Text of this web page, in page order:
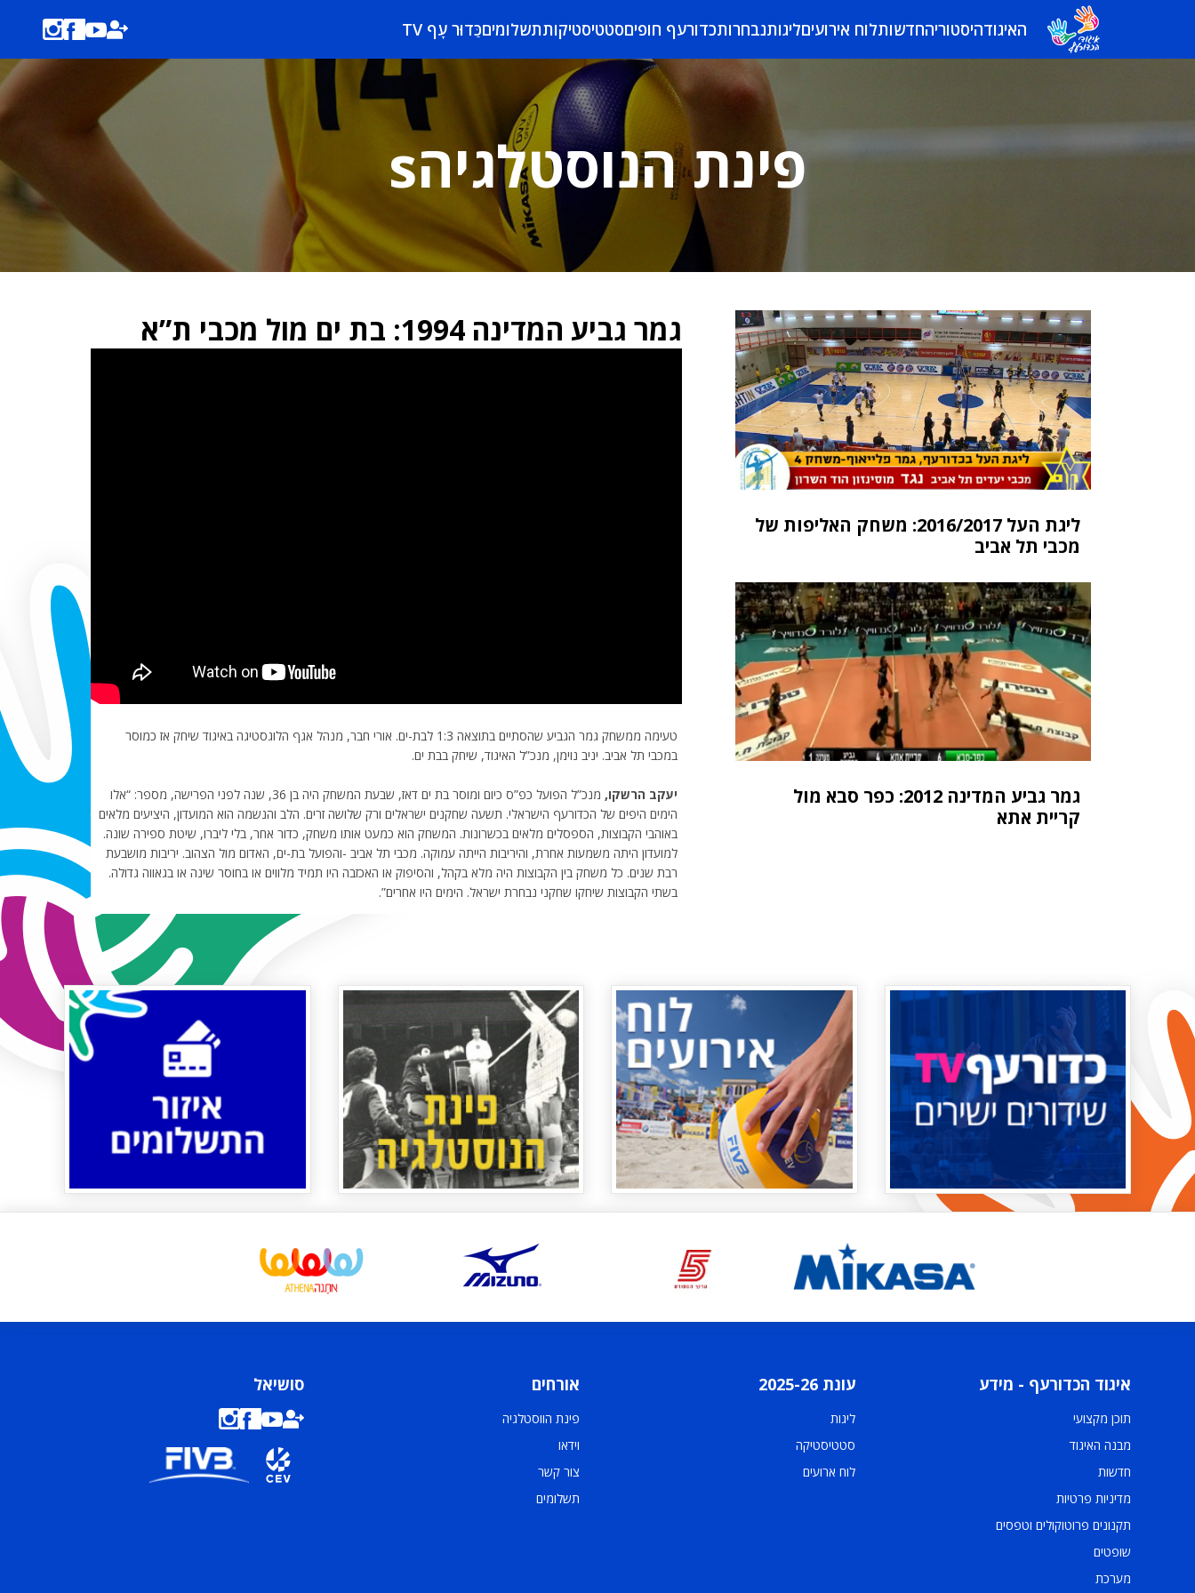
האיגודהיסטוריהחדשותלוח אירועיםליגותנבחרותכדורעף חופיםסטטיסטיקותתשלומיםכַּדוּר עָף TV
פינת הנוסטלגיהs
גמר גביע המדינה 1994: בת ים מול מכבי ת”א
טעימה ממשחק גמר הגביע שהסתיים בתוצאה 1:3 לבת-ים. אורי חבר, מנהל אגף הלוגסטיגה באיגוד שיחק אז כמוסר
במכבי תל אביב. יניב נוימן, מנכ”ל האיגוד, שיחק בבת ים.
יעקב הרשקו,
מנכ”ל הפועל כפ”ס כיום ומוסר בת ים דאז, שבעת המשחק היה בן 36, שנה לפני הפרישה, מספר: “אלו
הימים היפים של הכדורעף הישראלי. תשעה שחקנים ישראלים ורק שלושה זרים. הלב והנשמה הוא המועדון, היציעים מלאים
באוהבי הקבוצות, הספסלים מלאים בכשרונות. המשחק הוא כמעט אותו משחק, כדור אחר, בלי ליברו, שיטת ספירה שונה.
למועדון היתה משמעות אחרת, והיריבות הייתה עמוקה. מכבי תל אביב -והפועל בת-ים, האדום מול הצהוב. יריבות מושבעת
רבת שנים. כל משחק בין הקבוצות היה מלא בקהל, והסיפוק או האכזבה היו תמיד מלווים או בחוסר שינה או בגאווה גדולה.
בשתי הקבוצות שיחקו שחקני נבחרת ישראל. הימים היו אחרים”.
ליגת העל 2016/2017: משחק האליפות של
מכבי תל אביב
גמר גביע המדינה 2012: כפר סבא מול
קריית אתא
איגוד הכדורעף - מידע
תוכן מקצועי
מבנה האיגוד
חדשות
מדיניות פרטיות
תקנונים פרוטוקולים וטפסים
שופטים
מערכת
עונת 2025-26
ליגות
סטטיסטיקה
לוח ארועים
אורחים
פינת הווסטלגיה
וידאו
צור קשר
תשלומים
סושיאל